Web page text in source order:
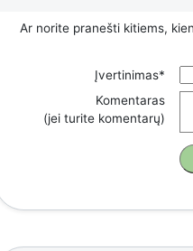
Ar norite pranešti kitiems,
Įvertinimas*
Komentaras
(jei turite komentarų)